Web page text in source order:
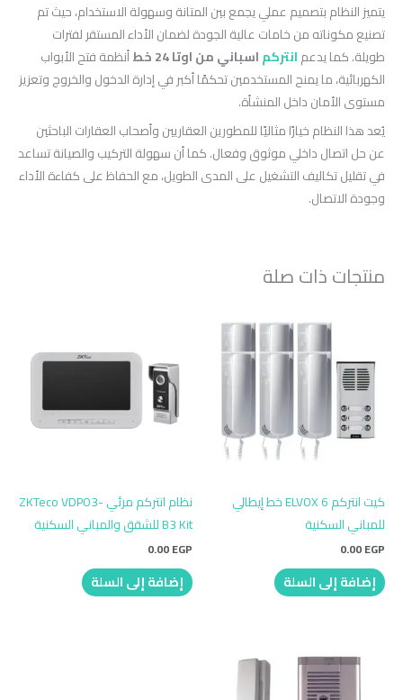
يتميز النظام بتصميم عملي يجمع بين المتانة وسهولة الاستخدام، حيث تم
تصنيع مكوناته من خامات عالية الجودة لضمان الأداء المستقر لفترات
طويلة. كما يدعمانتركماسباني من اوتا 24 خط
أنظمة فتح الأبواب
الكهربائية، ما يمنح المستخدمين تحكمًا أكبر في إدارة الدخول والخروج وتعزيز
مستوى الأمان داخل المنشأة.
يُعد هذا النظام خيارًا مثاليًا للمطورين العقاريين وأصحاب العقارات الباحثين
عن حل اتصال داخلي موثوق وفعال. كما أن سهولة التركيب والصيانة تساعد
في تقليل تكاليف التشغيل على المدى الطويل، مع الحفاظ على كفاءة الأداء
وجودة الاتصال.
منتجات ذات صلة
كيت انتركم ELVOX 6 خط إيطالي
للمباني السكنية
0.00EGP
إضافة إلى السلة
نظام انتركم مرئي ZKTeco VDPO3-
B3 Kit للشقق والمباني السكنية
0.00EGP
إضافة إلى السلة